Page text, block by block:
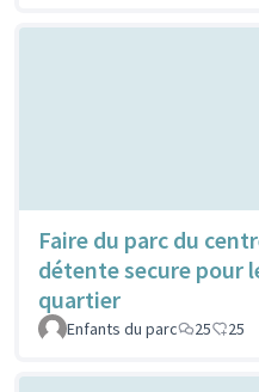
Faire du parc du
détente secure pour
quartier
Enfants du parc 25 25